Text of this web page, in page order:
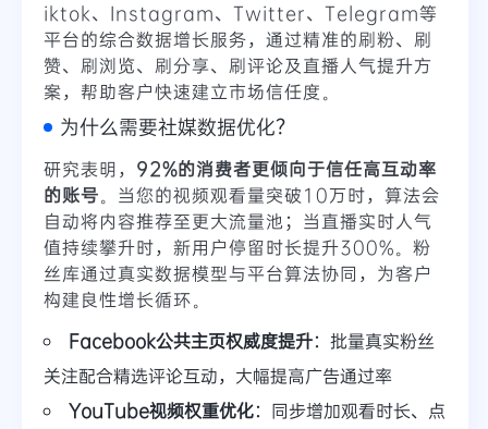
iktok、Instagram、Twitter、Telegram等
平台的综合数据增长服务，通过精准的刷粉、刷
赞、刷浏览、刷分享、刷评论及直播人气提升方
案，帮助客户快速建立市场信任度。
为什么需要社媒数据优化？
研究表明， 92%的消费者更倾向于信任高互动率
的账号。当您的视频观看量突破10万时，算法会
自动将内容推荐至更大流量池；当直播实时人气
值持续攀升时，新用户停留时长提升300%。粉
丝库通过真实数据模型与平台算法协同，为客户
构建良性增长循环。
Facebook公共主页权威度提升：批量真实粉丝
关注配合精选评论互动，大幅提高广告通过率
YouTube视频权重优化：同步增加观看时长、点